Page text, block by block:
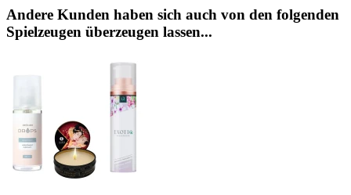
Andere Kunden haben sich auch von den folgenden
Spielzeugen überzeugen lassen...